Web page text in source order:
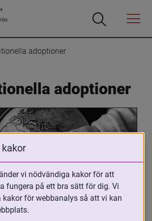
Öppna
Öppna
Menyn
adoptioner
adoptioner
är adopterad,
eller arbetar med
vi nödvändiga kakor för att
fungera på ett bra sätt för dig. Vi
kakor för webbanalys så att vi kan